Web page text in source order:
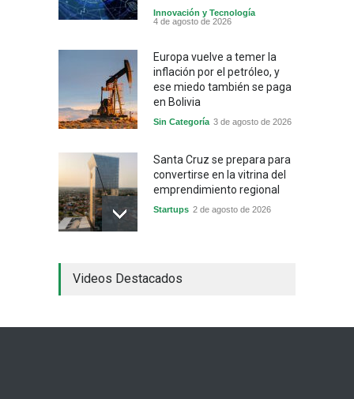
Innovación y Tecnología
4 de agosto de 2026
Europa vuelve a temer la
inflación por el petróleo, y
ese miedo también se paga
en Bolivia
Sin Categoría 3 de agosto de 2026
Santa Cruz se prepara para
convertirse en la vitrina del
emprendimiento regional
Startups 2 de agosto de 2026
industrial y el golpe puede
Sin Categoría 1 de agosto de 2026
Videos Destacados